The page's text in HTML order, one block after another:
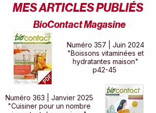
MES ARTICLES PUBLIÉS
BioContact Magasine
Numéro 357 | Juin 2024
"Boissons vitaminées et
hydratantes maison"
p42-45
Numéro 363 | Janvier 2025
"Cuisiner pour un nombre